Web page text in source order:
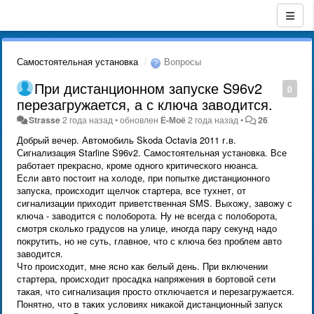
Самостоятельная установка Вопросы
0
При дистанционном запуске S96v2
перезагружается, а с ключа заводится.
Strasse2 года назад •обновленЁ-Моё2 года назад • 26
Добрый вечер. Автомобиль Skoda Octavia 2011 г.в.
Сигнализация Starline S96v2. Самостоятельная установка. Все
работает прекрасно, кроме одного критического нюанса.
Если авто постоит на холоде, при попытке дистанционного
запуска, происходит щелчок стартера, все тухнет, от
сигнализации приходит приветственная SMS. Выхожу, завожу с
ключа - заводится с полоборота. Ну не всегда с полоборота,
смотря сколько градусов на улице, иногда пару секунд надо
покрутить, но не суть, главное, что с ключа без проблем авто
заводится.
Что происходит, мне ясно как белый день. При включении
стартера, происходит просадка напряжения в бортовой сети
такая, что сигнализация просто отключается и перезагружается.
Понятно, что в таких условиях никакой дистанционный запуск